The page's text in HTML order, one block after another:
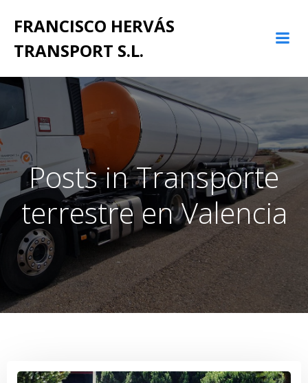
al
FRANCISCO HERVÁS
TRANSPORT S.L.
Posts in Transporte
terrestre en Valencia